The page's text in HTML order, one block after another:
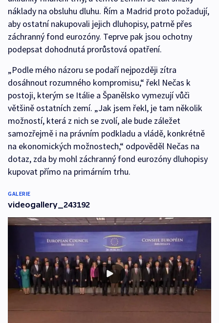
náklady na obsluhu dluhu. Řím a Madrid proto požadují,
aby ostatní nakupovali jejich dluhopisy, patrně přes
záchranný fond eurozóny. Teprve pak jsou ochotny
podepsat dohodnutá prorůstová opatření.
„Podle mého názoru se podaří nejpozději zítra
dosáhnout rozumného kompromisu,“ řekl Nečas k
postoji, kterým se Itálie a Španělsko vymezují vůči
většině ostatních zemí. „Jak jsem řekl, je tam několik
možností, která z nich se zvolí, ale bude záležet
samozřejmě i na právním podkladu a vládě, konkrétně
na ekonomických možnostech,“ odpověděl Nečas na
dotaz, zda by mohl záchranný fond eurozóny dluhopisy
kupovat přímo na primárním trhu.
GALERIE
videogallery_243192